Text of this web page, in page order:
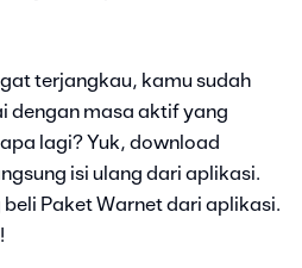
terjangkau, kamu sudah
dengan masa aktif yang
lagi? Yuk, download
isi ulang dari aplikasi.
Paket Warnet dari aplikasi.